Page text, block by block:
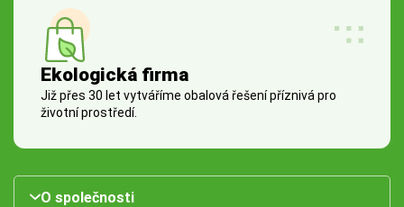
Ekologická firma
Již přes 30 let vytváříme obalová řešení příznivá pro
životní prostředí.
O společnosti